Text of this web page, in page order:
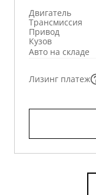
Двигатель
Трансмиссия
Привод
Кузов
Авто на складе
Лизинг платеж